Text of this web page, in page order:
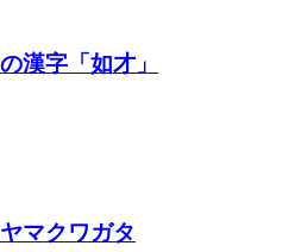
漢字「如才」
マクワガタ